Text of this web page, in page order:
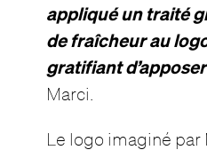
appliqué un traité
de fraîcheur au
gratifiant
Marci.
Le logo imaginé par